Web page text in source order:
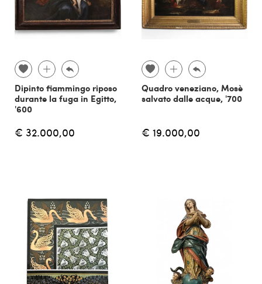
Dipinto fiammingo riposo
durante la fuga in Egitto,
'600
€ 32.000,00
Quadro veneziano, Mosè
salvato dalle acque, '700
€ 19.000,00